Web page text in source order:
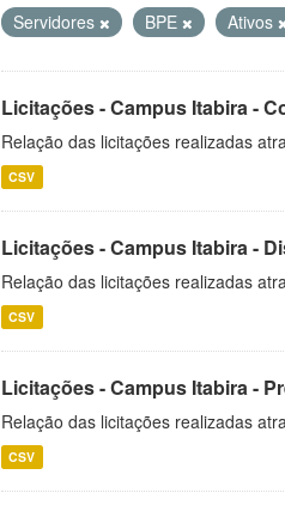
Servidores
BPE Ativos
Licitações - Campus Itabira -
Relação das licitações realizadas
CSV
Licitações - Campus Itabira -
Relação das licitações realizadas
CSV
Licitações - Campus Itabira -
Relação das licitações realizadas
CSV